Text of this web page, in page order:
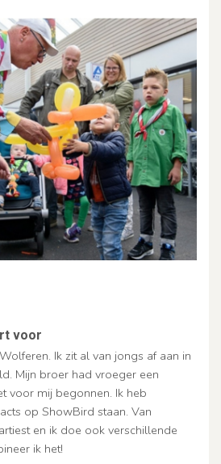
voor
Ik zit al van jongs af aan in
Mijn broer had vroeger een
voor mij begonnen. Ik heb
op ShowBird staan. Van
en ik doe ook verschillende
ik het!